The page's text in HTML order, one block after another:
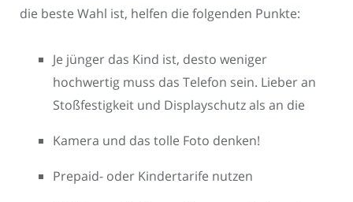
die beste Wahl ist, helfen die folgenden Punkte:
Je jünger das Kind ist, desto weniger
hochwertig muss das Telefon sein. Lieber an
Stoßfestigkeit und Displayschutz als an die
Kamera und das tolle Foto denken!
Prepaid- oder Kindertarife nutzen